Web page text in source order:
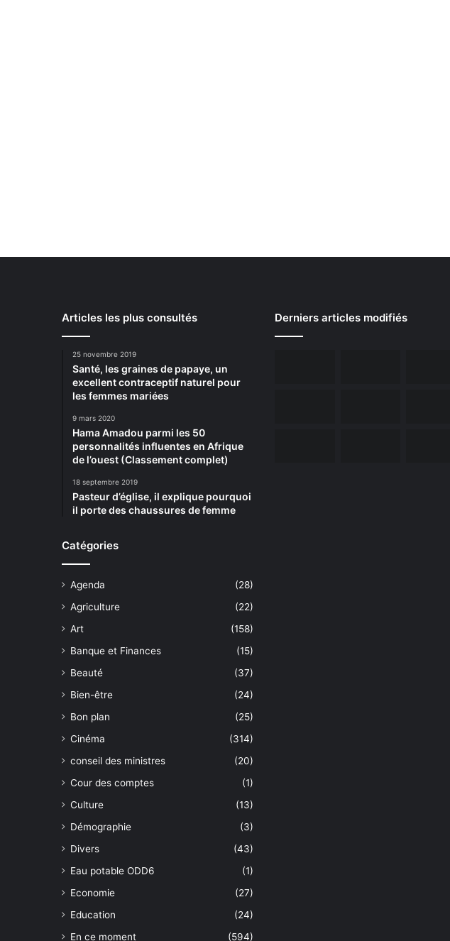
Articles les plus consultés
25 novembre 2019
Santé, les graines de papaye, un
excellent contraceptif naturel pour
les femmes mariées
9 mars 2020
Hama Amadou parmi les 50
personnalités influentes en Afrique
de l’ouest (Classement complet)
18 septembre 2019
Pasteur d’église, il explique pourquoi
il porte des chaussures de femme
Catégories
Agenda
(28)
Agriculture
(22)
Art
(158)
Banque et Finances
(15)
Beauté
(37)
Bien-être
(24)
Bon plan
(25)
Cinéma
(314)
conseil des ministres
(20)
Cour des comptes
(1)
Culture
(13)
Démographie
(3)
Divers
(43)
Eau potable ODD6
(1)
Economie
(27)
Education
(24)
En ce moment
(594)
Derniers articles modifiés